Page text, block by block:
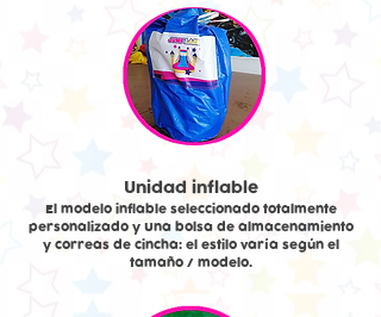
Unidad inflable
El modelo inflable seleccionado totalmente
personalizado y Una bolsa de almacenamiento
y correas de cincha: el estilo varía según el
tamaño / modelo.